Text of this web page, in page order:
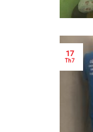
17
Th7